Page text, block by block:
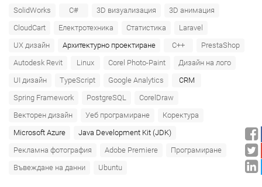
SolidWorks
C# 3D визуализация
3D анимация
CloudCart
Електротехника Статистика
Laravel
UX дизайн
Архитектурно проектиране C++
PrestaShop
Autodesk Revit
Linux Corel Photo-Paint
Дизайн на лого
UI дизайн
TypeScript Google Analytics
CRM
Spring Framework
PostgreSQL
CorelDraw
Векторен дизайн
Уеб програмиране
Коректура
Microsoft Azure‎
Java Development Kit (JDK)
Рекламна фотография
Adobe Premiere
Програмиране
Въвеждане на данни
Ubuntu